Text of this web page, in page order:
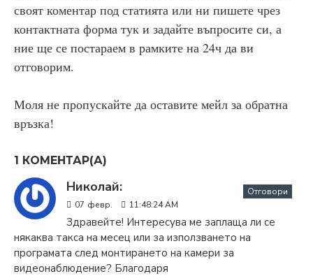
своят коментар под статията или ни пишете чрез
контактната форма тук и задайте въпросите си, а
ние ще се постараем в рамките на 24ч да ви
отговорим.
Моля не пропускайте да оставите мейл за обратна
връзка!
1 КОМЕНТАР(А)
Николай:
07 февр. 11:48:24 AM
Отговори
Здравейте! Интересува ме заплаща ли се
някаква такса на месец или за използването на
програмата след монтирането на камери за
видеонаблюдение? Благодаря